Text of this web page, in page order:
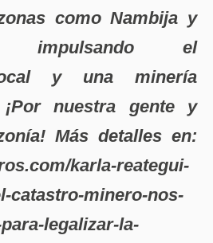
como Nambija y
impulsando el
y una minería
¡Por nuestra gente y
Más detalles en:
karla-reategui-
catastro-minero-nos-
legalizar-la-